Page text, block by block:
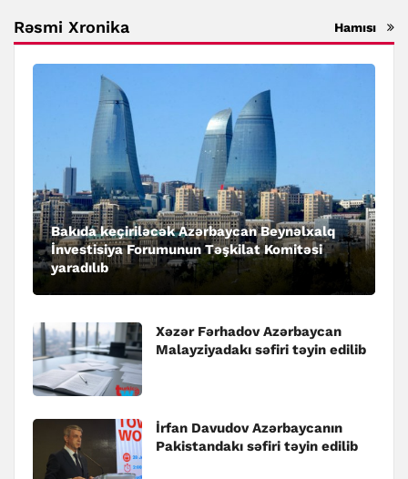
Rəsmi Xronika Hamısı
Bakıda keçiriləcək Azərbaycan Beynəlxalq
İnvestisiya Forumunun Təşkilat Komitəsi
yaradılıb
Xəzər Fərhadov Azərbaycan
Malayziyadakı səfiri təyin edilib
İrfan Davudov Azərbaycanın
Pakistandakı səfiri təyin edilib